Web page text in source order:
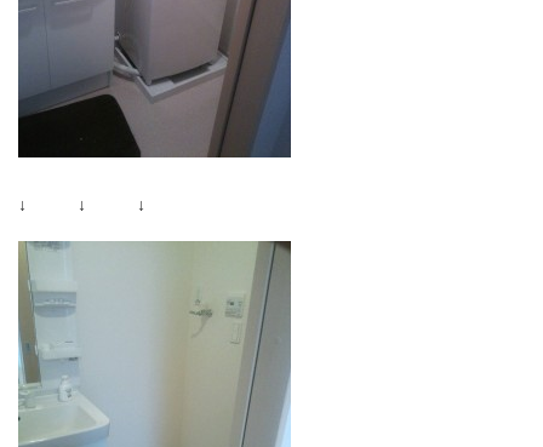
↓ ↓ ↓